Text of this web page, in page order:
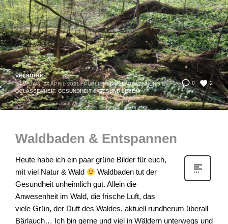
0 2
veramair
SAMSTAG, 24 APRIL 2021 / PUBLISHED IN ENTSPANNUNG &
GELASSENHEIT,GESUNDHEIT & GESUND LEBEN
Waldbaden & Entspannen
Heute habe ich ein paar grüne Bilder für euch,
mit viel Natur & Wald
Waldbaden tut der
Gesundheit unheimlich gut. Allein die
Anwesenheit im Wald, die frische Luft, das
viele Grün, der Duft des Waldes, aktuell rundherum überall
Bärlauch… Ich bin gerne und viel in Wäldern unterwegs und